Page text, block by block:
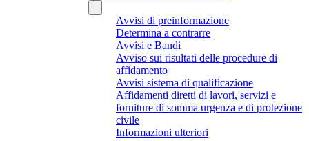
Avvisi di preinformazione
Determina a contrarre
Avvisi e Bandi
Avviso sui risultati delle procedure di
affidamento
Avvisi sistema di qualificazione
Affidamenti diretti di lavori, servizi e
forniture di somma urgenza e di protezione
civile
Informazioni ulteriori